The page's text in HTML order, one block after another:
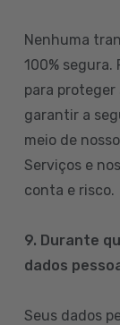
Nenhuma
100%
para proteger
garantir a
meio de
Serviços e
conta e risco.
9. Durante
dados
Seus dados